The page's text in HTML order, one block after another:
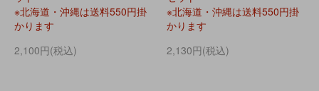
※北海道・沖縄は送料550円掛
かります
2,100円(税込)
※北海道・沖縄は送料550円掛
かります
2,130円(税込)